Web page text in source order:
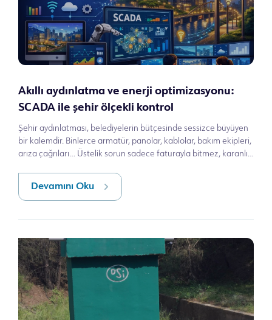
Akıllı aydınlatma ve enerji optimizasyonu:
SCADA ile şehir ölçekli kontrol
Şehir aydınlatması, belediyelerin bütçesinde sessizce büyüyen
bir kalemdir. Binlerce armatür, panolar, kablolar, bakım ekipleri,
arıza çağrıları… Üstelik sorun sadece faturayla bitmez, karanlık
Devamını Oku